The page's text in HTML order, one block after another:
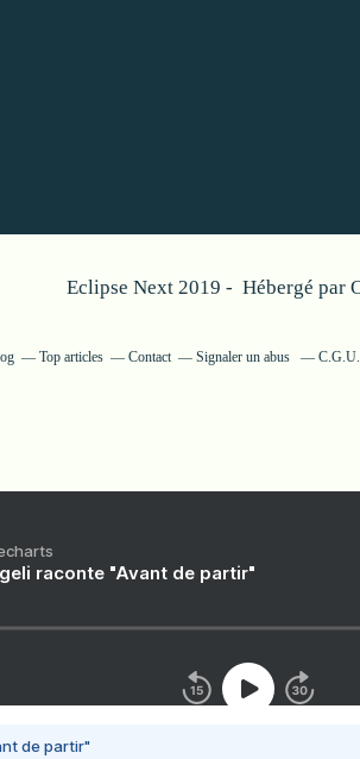
Eclipse Next 2019 - Hébergé par
Top articles Contact Signaler un abus C.G.U.
raconte "Avant de partir"
de partir"